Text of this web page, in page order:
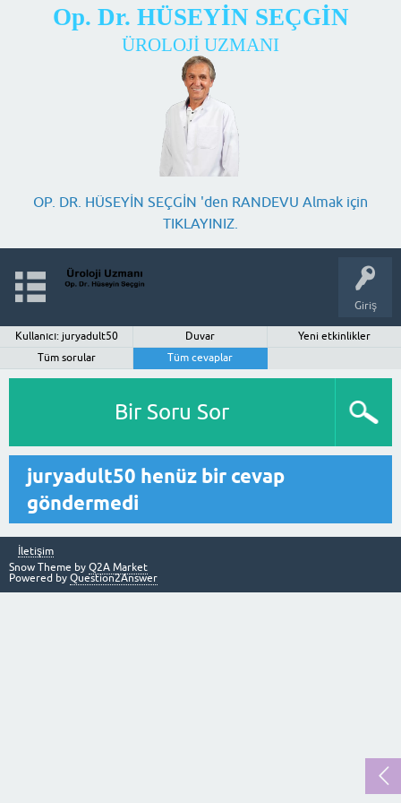
Op. Dr. HÜSEYİN SEÇGİN
ÜROLOJİ UZMANI
OP. DR. HÜSEYİN SEÇGİN 'den RANDEVU Almak için
TIKLAYINIZ.
Giriş
Kullanıcı: juryadult50 Duvar
Yeni etkinlikler
Tüm sorular
Tüm cevaplar
Bir Soru Sor
juryadult50 henüz bir cevap
göndermedi
İletişim
Snow Theme by Q2A Market
Powered by Question2Answer